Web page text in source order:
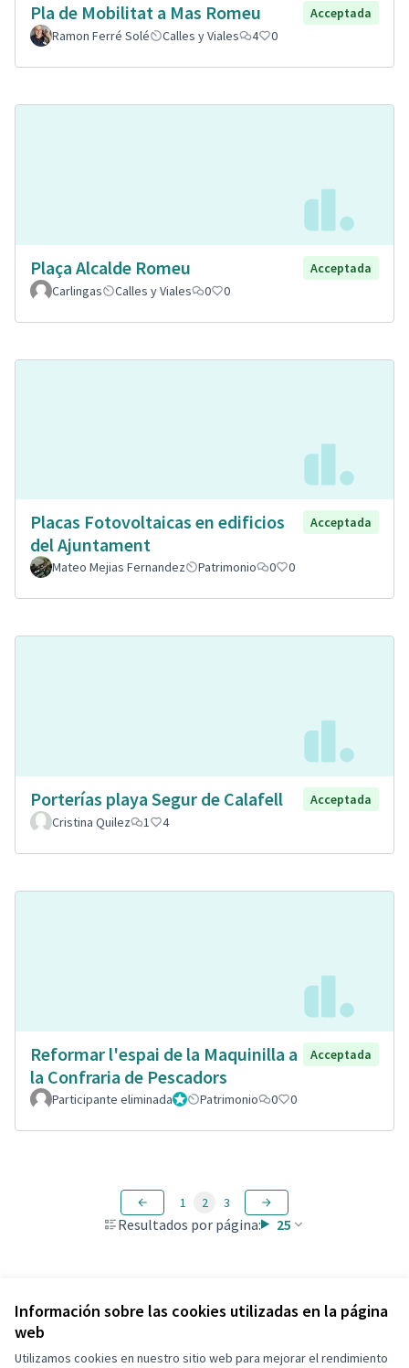
Información sobre las cookies utilizadas en la página
web
Utilizamos cookies en nuestro sitio web para mejorar el rendimiento
Pla de Mobilitat a Mas Romeu
Acceptada
Ramon Ferré Solé
Calles y Viales 4 0
Plaça Alcalde Romeu
Acceptada
Carlingas
Calles y Viales 0 0
Placas Fotovoltaicas en edificios
del Ajuntament
Acceptada
Mateo Mejias Fernandez Patrimonio 0 0
Porterías playa Segur de Calafell
Acceptada
Cristina Quilez
1 4
Reformar l'espai de la Maquinilla a
la Confraria de Pescadors
Acceptada
Participante eliminadaAdministrador
Patrimonio 0 0
Resultados por página: 25
1 2 3
Ver todas las propuestas retiradas
Términos y condiciones de uso